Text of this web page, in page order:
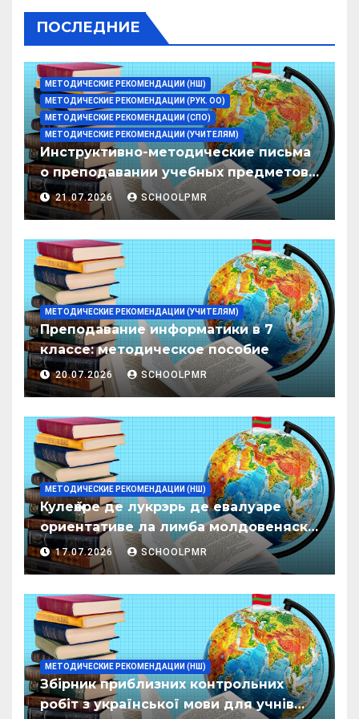
ПОСЛЕДНИЕ
МЕТОДИЧЕСКИЕ РЕКОМЕНДАЦИИ (НШ)
МЕТОДИЧЕСКИЕ РЕКОМЕНДАЦИИ (РУК. ОО)
МЕТОДИЧЕСКИЕ РЕКОМЕНДАЦИИ (СПО)
МЕТОДИЧЕСКИЕ РЕКОМЕНДАЦИИ (УЧИТЕЛЯМ)
Инструктивно-методические письма
о преподавании учебных предметов/
дисциплин в организациях
образования ПМР на 2026/27 уч. год
21.07.2026 SCHOOLPMR
МЕТОДИЧЕСКИЕ РЕКОМЕНДАЦИИ (УЧИТЕЛЯМ)
Преподавание информатики в 7
классе: методическое пособие
20.07.2026 SCHOOLPMR
МЕТОДИЧЕСКИЕ РЕКОМЕНДАЦИИ (НШ)
Кулеӂере де лукрэрь де евалуаре
ориентативе ла лимба молдовеняскэ
пентру елевий класелор примаре але
организациилор де ынвэцэмынт
17.07.2026 SCHOOLPMR
МЕТОДИЧЕСКИЕ РЕКОМЕНДАЦИИ (НШ)
Збірник приблизних контрольних
робіт з української мови для учнів